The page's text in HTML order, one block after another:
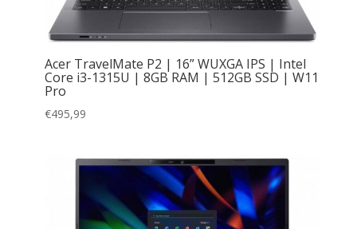
Acer TravelMate P2 | 16” WUXGA IPS | Intel
Core i3-1315U | 8GB RAM | 512GB SSD | W11
Pro
€495,99